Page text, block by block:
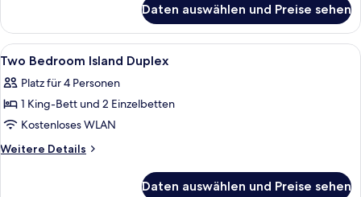
Bedroom
Island
Suite
Daten auswählen und Preise sehen
Alle
Fotos
für
Two
Bedroom
Island
Ein Hotelzimmer mit Holzboden,
14
Two Bedroom Island Duplex
Platz für 4 Personen
1 King-Bett und 2 Einzelbetten
Kostenloses WLAN
Weitere Details
Weitere
Daten auswählen und Preise sehen